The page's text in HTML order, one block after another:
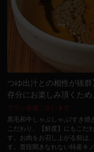
つゆ出汁との相性が抜
存分にお楽しみ頂くた
プラン各種ございます
黒毛和牛しゃぶしゃぶ/すき焼
こだわり、【鮮度】にもこだ
す。お肉をお召し上がる前は
す。普段聞きなれない特産キ